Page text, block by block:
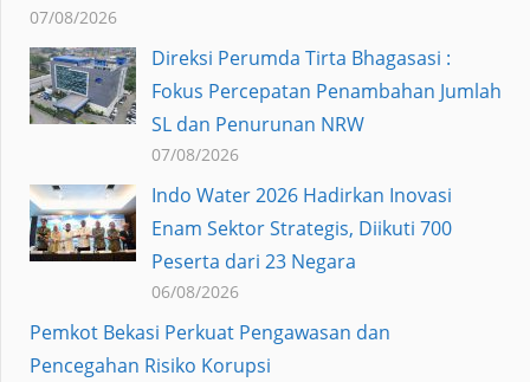
07/08/2026
Direksi Perumda Tirta Bhagasasi :
Fokus Percepatan Penambahan Jumlah
SL dan Penurunan NRW
07/08/2026
Indo Water 2026 Hadirkan Inovasi
Enam Sektor Strategis, Diikuti 700
Peserta dari 23 Negara
06/08/2026
Pemkot Bekasi Perkuat Pengawasan dan
Pencegahan Risiko Korupsi